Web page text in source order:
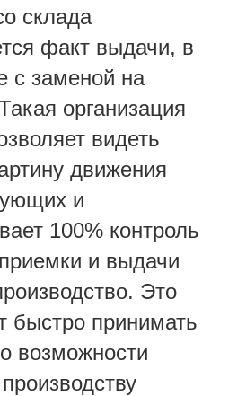
склада
факт выдачи, в
с заменой на
организация
видеть
движения
и
100% контроль
и выдачи
Это
быстро принимать
возможности